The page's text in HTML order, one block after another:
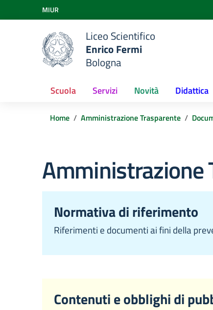
Vai ai contenuti
Vai al menu di navigazione
Vai al footer
MIUR
Liceo Scientifico
Enrico Fermi
Bologna
Scuola Servizi Novità Didattica
Home Amministrazione Trasparente
Amministrazione
Normativa di riferimento
Riferimenti e documenti ai fini della
Contenuti e obblighi di